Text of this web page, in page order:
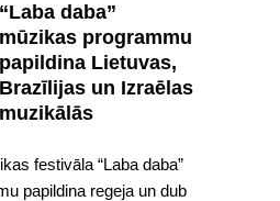
“Laba daba”
mūzikas programmu
papildina Lietuvas,
Brazīlijas un Izraēlas
muzikālās
festivāla “Laba daba”
papildina regeja un dub